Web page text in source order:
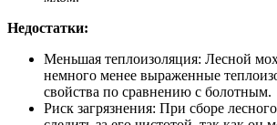
Недостатки:
Меньшая теплоизоляция: Лесной
немного менее выраженные
свойства по сравнению с болотным.
Риск загрязнения: При сборе